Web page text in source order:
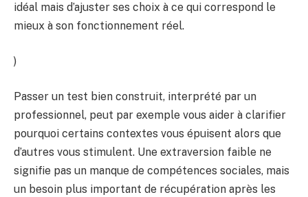
idéal mais d’ajuster ses choix à ce qui correspond le
mieux à son fonctionnement réel.
)
Passer un test bien construit, interprété par un
professionnel, peut par exemple vous aider à clarifier
pourquoi certains contextes vous épuisent alors que
d’autres vous stimulent. Une extraversion faible ne
signifie pas un manque de compétences sociales, mais
un besoin plus important de récupération après les